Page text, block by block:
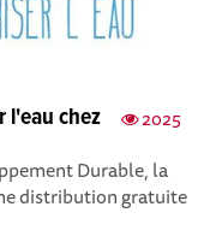
2025
l'eau chez
Durable, la
distribution gratuite